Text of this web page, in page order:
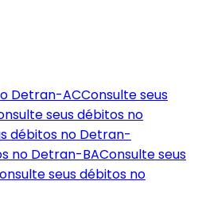
Detran-ACConsulte seus
seus débitos no
débitos no Detran-
no Detran-BAConsulte seus
seus débitos no